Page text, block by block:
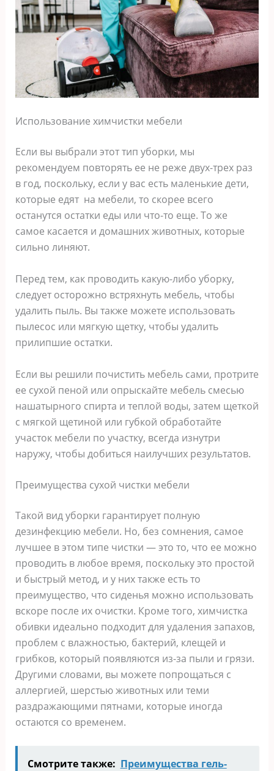
Использование химчистки мебели
Если вы выбрали этот тип уборки, мы
рекомендуем повторять ее не реже двух-трех раз
в год, поскольку, если у вас есть маленькие дети,
которые едят на мебели, то скорее всего
останутся остатки еды или что-то еще. То же
самое касается и домашних животных, которые
сильно линяют.
Перед тем, как проводить какую-либо уборку,
следует осторожно встряхнуть мебель, чтобы
удалить пыль. Вы также можете использовать
пылесос или мягкую щетку, чтобы удалить
прилипшие остатки.
Если вы решили почистить мебель сами, протрите
ее сухой пеной или опрыскайте мебель смесью
нашатырного спирта и теплой воды, затем щеткой
с мягкой щетиной или губкой обработайте
участок мебели по участку, всегда изнутри
наружу, чтобы добиться наилучших результатов.
Преимущества сухой чистки мебели
Такой вид уборки гарантирует полную
дезинфекцию мебели. Но, без сомнения, самое
лучшее в этом типе чистки — это то, что ее можно
проводить в любое время, поскольку это простой
и быстрый метод, и у них также есть то
преимущество, что сиденья можно использовать
вскоре после их очистки. Кроме того, химчистка
обивки идеально подходит для удаления запахов,
проблем с влажностью, бактерий, клещей и
грибков, который появляются из-за пыли и грязи.
Другими словами, вы можете попрощаться с
аллергией, шерстью животных или теми
раздражающими пятнами, которые иногда
остаются со временем.
Смотрите также: Преимущества гель-